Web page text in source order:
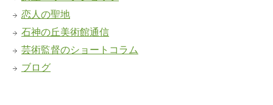
恋人の聖地
石神の丘美術館通信
芸術監督のショートコラム
ブログ